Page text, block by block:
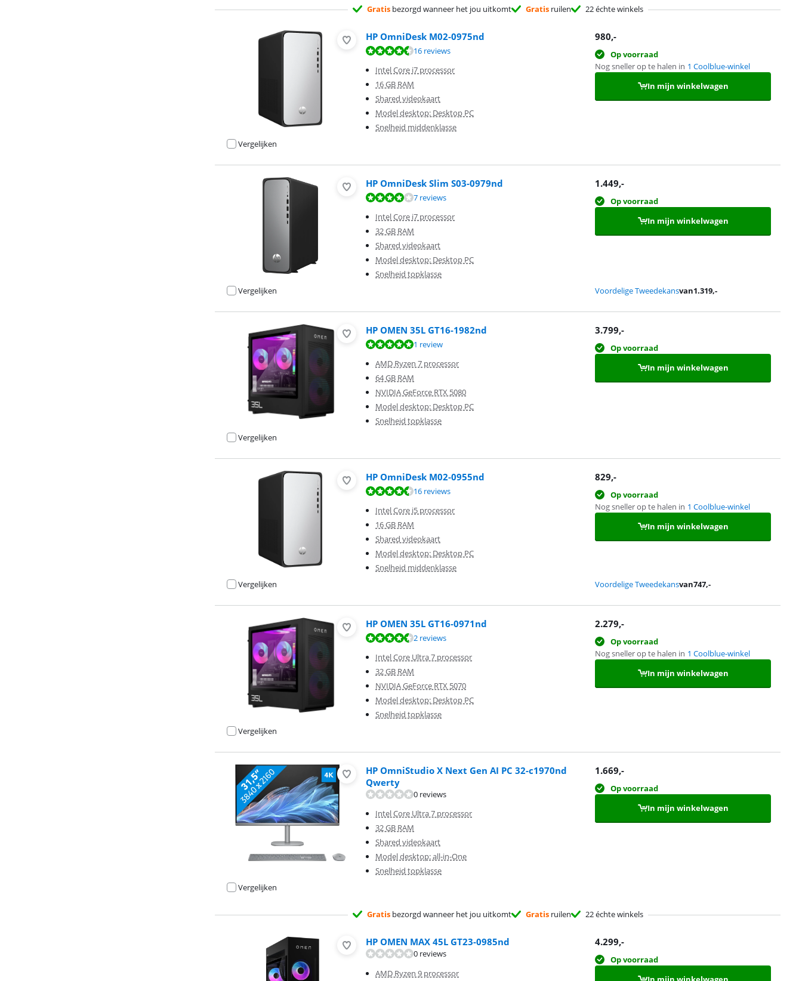
Gratisbezorgd wanneer het jou uitkomt Gratisruilen 22 échte winkels
HP OmniDesk M02-0975nd
Beoordeling is 8,5 van de 10, gebaseerd op 16 reviews.
16 reviews
Intel Core i7 processor
16 GB RAM
Shared videokaart
Model desktop: Desktop PC
Snelheid middenklasse
980,-
Op voorraad
Nog sneller op te halen in 1 Coolblue-winkel
In mijn winkelwagen
Vergelijken
HP OmniDesk Slim S03-0979nd
Beoordeling is 7,9 van de 10, gebaseerd op 7 reviews.
7 reviews
Intel Core i7 processor
32 GB RAM
Shared videokaart
Model desktop: Desktop PC
Snelheid topklasse
1.449,-
Op voorraad
In mijn winkelwagen
Vergelijken Voordelige Tweedekansvan1.319,-
HP OMEN 35L GT16-1982nd
Beoordeling is 10 van de 10, gebaseerd op 1 review.
1 review
AMD Ryzen 7 processor
64 GB RAM
NVIDIA GeForce RTX 5080
Model desktop: Desktop PC
Snelheid topklasse
3.799,-
Op voorraad
In mijn winkelwagen
Vergelijken
HP OmniDesk M02-0955nd
Beoordeling is 8,5 van de 10, gebaseerd op 16 reviews.
16 reviews
Intel Core i5 processor
16 GB RAM
Shared videokaart
Model desktop: Desktop PC
Snelheid middenklasse
829,-
Op voorraad
Nog sneller op te halen in 1 Coolblue-winkel
In mijn winkelwagen
Vergelijken Voordelige Tweedekansvan747,-
HP OMEN 35L GT16-0971nd
Beoordeling is 9,4 van de 10, gebaseerd op 2 reviews.
2 reviews
Intel Core Ultra 7 processor
32 GB RAM
NVIDIA GeForce RTX 5070
Model desktop: Desktop PC
Snelheid topklasse
2.279,-
Op voorraad
Nog sneller op te halen in 1 Coolblue-winkel
In mijn winkelwagen
Vergelijken
HP OmniStudio X Next Gen AI PC 32-c1970nd
Qwerty
0 reviews
Intel Core Ultra 7 processor
32 GB RAM
Shared videokaart
Model desktop: all-in-One
Snelheid topklasse
1.669,-
Op voorraad
In mijn winkelwagen
Vergelijken
Gratisbezorgd wanneer het jou uitkomt Gratisruilen 22 échte winkels
HP OMEN MAX 45L GT23-0985nd
0 reviews
AMD Ryzen 9 processor
4.299,-
Op voorraad